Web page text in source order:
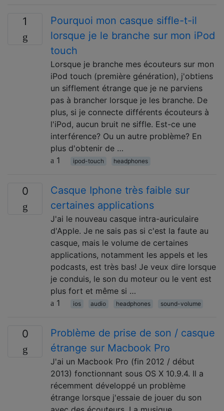
1
Pourquoi mon casque siffle-t-il
lorsque je le branche sur mon iPod
touch
Lorsque je branche mes écouteurs sur mon
iPod touch (première génération), j'obtiens
un sifflement étrange que je ne parviens
pas à brancher lorsque je les branche. De
plus, si je connecte différents écouteurs à
l'iPod, aucun bruit ne siffle. Est-ce une
interférence? Ou un autre problème? En
plus d'obtenir de …
1
ipod-touch headphones
0
Casque Iphone très faible sur
certaines applications
J'ai le nouveau casque intra-auriculaire
d'Apple. Je ne sais pas si c'est la faute au
casque, mais le volume de certaines
applications, notamment les appels et les
podcasts, est très bas! Je veux dire lorsque
je conduis, le son du moteur ou le vent est
plus fort et même si …
1
ios audio headphones sound-volume
0
Problème de prise de son / casque
étrange sur Macbook Pro
J'ai un Macbook Pro (fin 2012 / début
2013) fonctionnant sous OS X 10.9.4. Il a
récemment développé un problème
étrange lorsque j'essaie de jouer du son